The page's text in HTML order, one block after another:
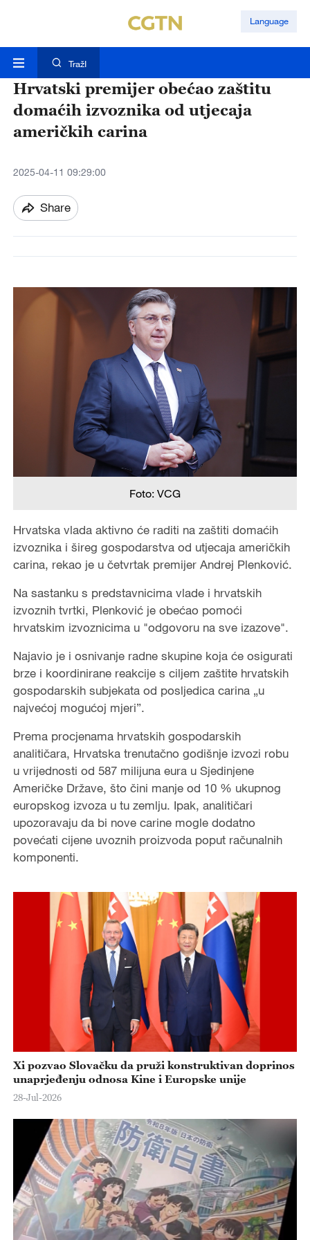
Language
TražI
Hrvatski premijer obećao zaštitu
domaćih izvoznika od utjecaja
američkih carina
2025-04-11 09:29:00
Share
Foto: VCG
Hrvatska vlada aktivno će raditi na zaštiti domaćih
izvoznika i šireg gospodarstva od utjecaja američkih
carina, rekao je u četvrtak premijer Andrej Plenković.
Na sastanku s predstavnicima vlade i hrvatskih
izvoznih tvrtki, Plenković je obećao pomoći
hrvatskim izvoznicima u "odgovoru na sve izazove".
Najavio je i osnivanje radne skupine koja će osigurati
brze i koordinirane reakcije s ciljem zaštite hrvatskih
gospodarskih subjekata od posljedica carina „u
najvećoj mogućoj mjeri”.
Prema procjenama hrvatskih gospodarskih
analitičara, Hrvatska trenutačno godišnje izvozi robu
u vrijednosti od 587 milijuna eura u Sjedinjene
Američke Države, što čini manje od 10 % ukupnog
europskog izvoza u tu zemlju. Ipak, analitičari
upozoravaju da bi nove carine mogle dodatno
povećati cijene uvoznih proizvoda poput računalnih
komponenti.
Xi pozvao Slovačku da pruži konstruktivan doprinos
unaprjeđenju odnosa Kine i Europske unije
28-Jul-2026